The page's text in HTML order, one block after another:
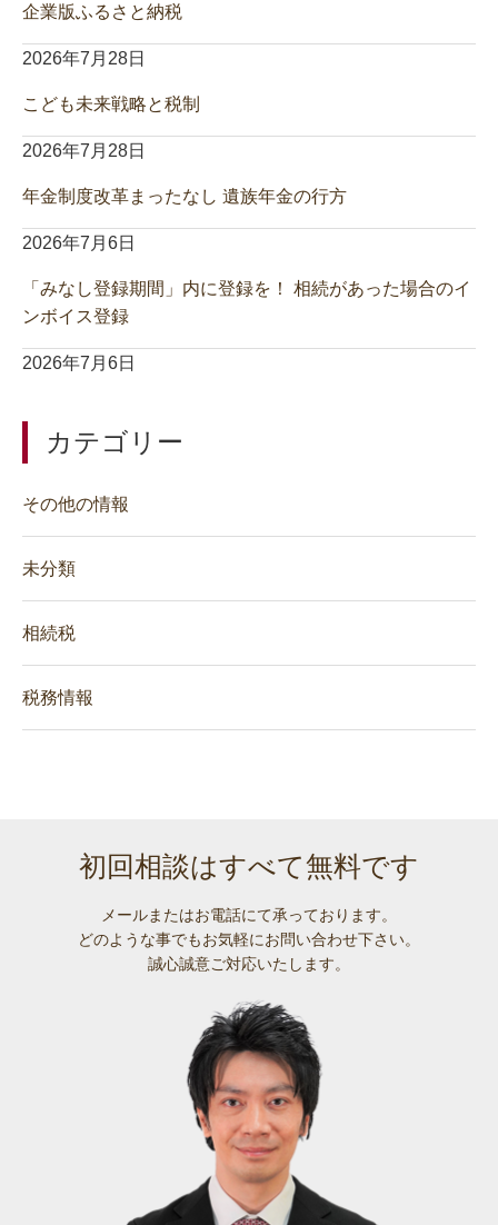
企業版ふるさと納税
2026年7月28日
こども未来戦略と税制
2026年7月28日
年金制度改革まったなし 遺族年金の行方
2026年7月6日
「みなし登録期間」内に登録を！ 相続があった場合のイ
ンボイス登録
2026年7月6日
カテゴリー
その他の情報
未分類
相続税
税務情報
初回相談はすべて無料です
メールまたはお電話にて承っております。
どのような事でもお気軽にお問い合わせ下さい。
誠心誠意ご対応いたします。